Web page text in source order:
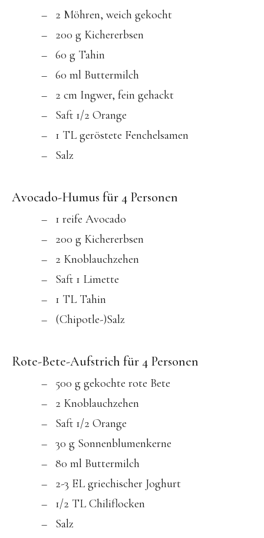
2 Möhren, weich gekocht
200 g Kichererbsen
60 g Tahin
60 ml Buttermilch
2 cm Ingwer, fein gehackt
Saft 1/2 Orange
1 TL geröstete Fenchelsamen
Salz
Avocado-Humus für 4 Personen
1 reife Avocado
200 g Kichererbsen
2 Knoblauchzehen
Saft 1 Limette
1 TL Tahin
(Chipotle-)Salz
Rote-Bete-Aufstrich für 4 Personen
500 g gekochte rote Bete
2 Knoblauchzehen
Saft 1/2 Orange
30 g Sonnenblumenkerne
80 ml Buttermilch
2-3 EL griechischer Joghurt
1/2 TL Chiliflocken
Salz